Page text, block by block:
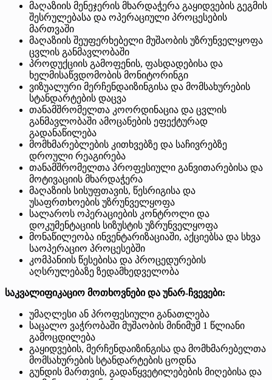
მაღაზიის მენეჯერის მხარდაჭერა გაყიდვების გეგმის
შესრულებასა და ოპერაციული პროცესების
მართვაში
მაღაზიის შეუფერხებელი მუშაობის უზრუნველყოფა
ცვლის განმავლობაში
პროდუქციის გამოფენის, ფასდადებისა და
ხელმისაწვდომობის მონიტორინგი
ვიზუალური მერჩენდაიზინგისა და მომსახურების
სტანდარტების დაცვა
თანამშრომელთა კოორდინაცია და ცვლის
განმავლობაში ამოცანების ეფექტურად
გადანაწილება
მომხმარებლების კითხვებზე და საჩივრებზე
დროული რეაგირება
თანამშრომელთა პროფესიული განვითარებისა და
მოტივაციის მხარდაჭერა
მაღაზიის სისუფთავის, წესრიგისა და
უსაფრთხოების უზრუნველყოფა
სალაროს ოპერაციების კონტროლი და
დოკუმენტაციის სიზუსტის უზრუნველყოფა
მონაწილეობა ინვენტარიზაციაში, აქციებსა და სხვა
საოპერაციო პროცესებში
კომპანიის წესებისა და პროცედურების
აღსრულებაზე ზედამხედველობა
საკვალიფიკაციო მოთხოვნები და უნარ-ჩვევები:
უმაღლესი ან პროფესიული განათლება
საცალო ვაჭრობაში მუშაობის მინიმუმ 1 წლიანი
გამოცდილება
გაყიდვების, მერჩენდაიზინგისა და მომხმარებელთა
მომსახურების სტანდარტების ცოდნა
გუნდის მართვის, გადაწყვეტილებების მიღებისა და